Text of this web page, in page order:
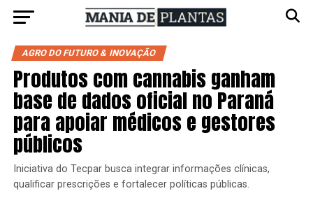
AGRO DO FUTURO & INOVAÇÃO
Produtos com cannabis ganham
base de dados oficial no Paraná
para apoiar médicos e gestores
públicos
Iniciativa do Tecpar busca integrar informações clínicas,
qualificar prescrições e fortalecer políticas públicas.